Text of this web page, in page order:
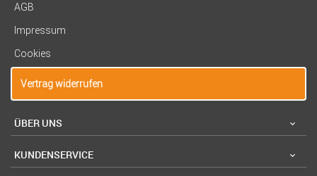
AGB
Impressum
Cookies
Vertrag widerrufen
ÜBER UNS
KUNDENSERVICE